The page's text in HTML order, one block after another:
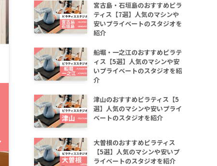
宮古島・石垣島のおすすめピラ
ティス【7選】人気のマシンや
安いプライベートのスタジオを
紹介
船堀・一之江のおすすめピラテ
ィス【5選】人気のマシンや安
いプライベートのスタジオを紹
介
津山のおすすめピラティス【5
選】人気のマシンや安いプライ
ベートのスタジオを紹介
大曽根のおすすめピラティス
【5選】人気のマシンや安いプ
ライベートのスタジオを紹介